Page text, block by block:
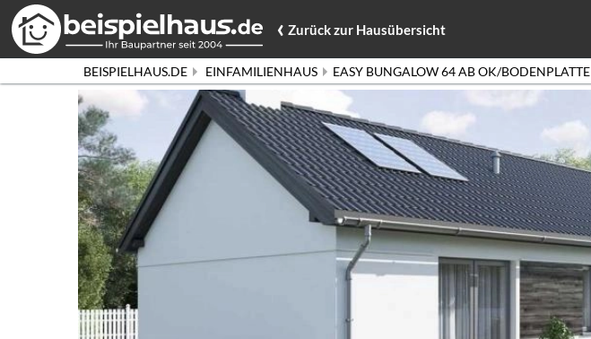
‹ Zurückzur Hausübersicht
BEISPIELHAUS.DE EINFAMILIENHAUS EASY BUNGALOW 64 AB OK/BODENPLATTE